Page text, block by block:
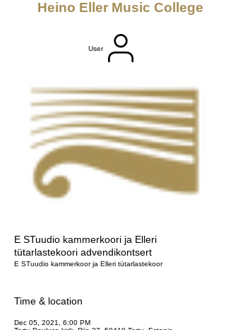
Heino Eller Music College
User
E STuudio kammerkoori ja Elleri
tütarlastekoori advendikontsert
E STuudio kammerkoor ja Elleri tütarlastekoor
Time & location
Dec 05, 2021, 6:00 PM